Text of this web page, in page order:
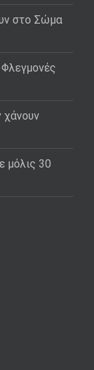
στο Σώμα
χάνουν
μόλις 30